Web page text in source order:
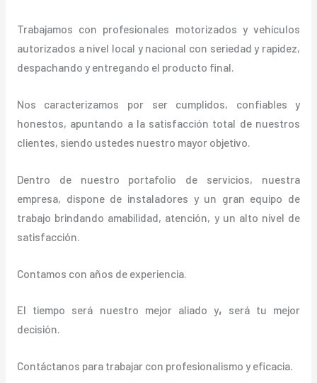
Trabajamos con profesionales motorizados y vehículos
autorizados a nivel local y nacional con seriedad y rapidez,
despachando y entregando el producto final.
Nos caracterizamos por ser cumplidos, confiables y
honestos, apuntando a la satisfacción total de nuestros
clientes, siendo ustedes nuestro mayor objetivo.
Dentro de nuestro portafolio de servicios, nuestra
empresa, dispone de instaladores y un gran equipo de
trabajo brindando amabilidad, atención, y un alto nivel de
satisfacción.
Contamos con años de experiencia.
El tiempo será nuestro mejor aliado y, será tu mejor
decisión.
Contáctanos para trabajar con profesionalismo y eficacia.